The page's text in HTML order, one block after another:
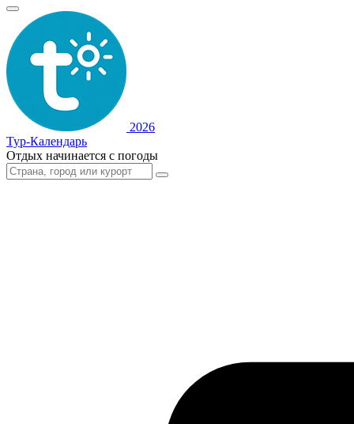
2026
Тур-Календарь
Отдых начинается с погоды